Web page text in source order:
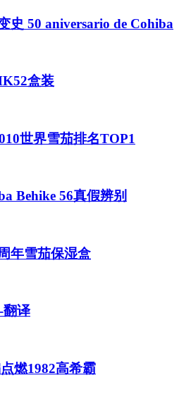
史 50 aniversario de Cohiba
盒装
世界雪茄排名TOP1
Behike 56真假辨别
年雪茄保湿盒
翻译
燃1982高希霸